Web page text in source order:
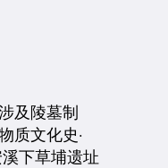
及陵墓制
质文化史·
下草埔遗址